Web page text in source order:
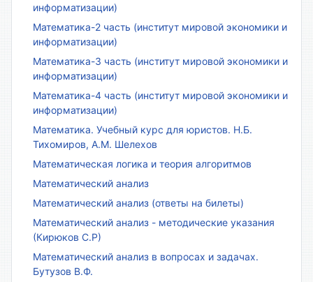
информатизации)
Математика-2 часть (институт мировой экономики и
информатизации)
Математика-3 часть (институт мировой экономики и
информатизации)
Математика-4 часть (институт мировой экономики и
информатизации)
Математика. Учебный курс для юристов. Н.Б.
Тихомиров, А.М. Шелехов
Математическая логика и теория алгоритмов
Математический анализ
Математический анализ (ответы на билеты)
Математический анализ - методические указания
(Кирюков С.Р)
Математический анализ в вопросах и задачах.
Бутузов В.Ф.